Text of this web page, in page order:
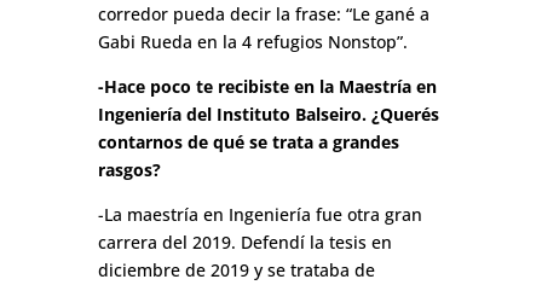
corredor pueda decir la frase: “Le gané a
Gabi Rueda en la 4 refugios Nonstop”.
-Hace poco te recibiste en la Maestría en
Ingeniería del Instituto Balseiro. ¿Querés
contarnos de qué se trata a grandes
rasgos?
-La maestría en Ingeniería fue otra gran
carrera del 2019. Defendí la tesis en
diciembre de 2019 y se trataba de